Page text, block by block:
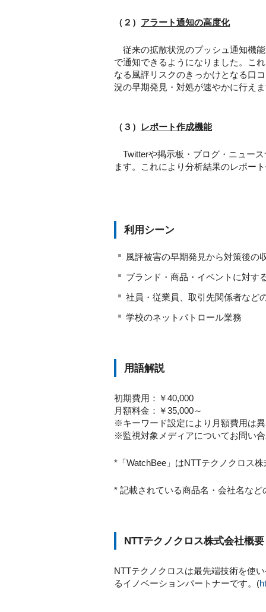
（２） アラート通知の高度化
従来の拡散状況のプッシュ通知機
で通知できるようになりました。こ
なる風評リスクのきっかけとなる口
況の早期発見・対処が速やかに行えま
（３） レポート作成機能
Twitterや掲示板・ブログ・ニュー
ます。これにより分析結果のレポー
利用シーン
風評被害の早期発見から対策後の
ブランド・商品・イベントに対す
社員・従業員、取引先関係者など
学校のネットパトロール業務
用語解説
初期費用：￥40,000
月額料金：￥35,000～
※キーワード設定により月額費用は異
※監視対象メディアについてお問い合
*「WatchBee」はNTTテクノクロス株
* 記載されている商品名・会社名など
NTTテクノクロス株式会社概要
NTTテクノクロスは最先端技術を使
るイノベーションパートナーです。(